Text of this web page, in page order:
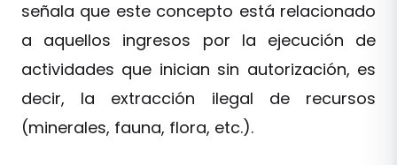
señala que este concepto está relacionado
a aquellos ingresos por la ejecución de
actividades que inician sin autorización, es
decir, la extracción ilegal de recursos
(minerales, fauna, flora, etc.).